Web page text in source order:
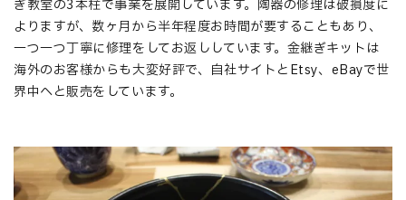
ぎ教室の3本柱で事業を展開しています。陶器の修理は破損度に
よりますが、数ヶ月から半年程度お時間が要することもあり、
一つ一つ丁寧に修理をしてお返ししています。金継ぎキットは
海外のお客様からも大変好評で、自社サイトとEtsy、eBayで世
界中へと販売をしています。